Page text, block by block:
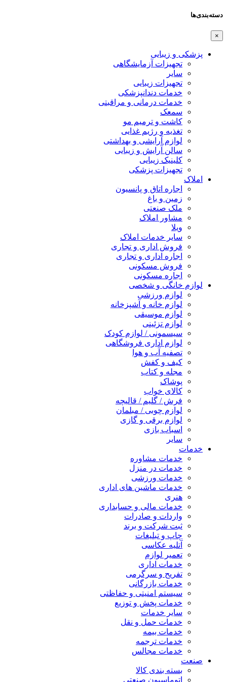
دسته‌بندی‌ها
×
پزشکی و زیبایی
تجهیزات آزمایشگاهی
سایر
تجهیزات زیبایی
خدمات دندانپزشکی
خدمات درمانی و مراقبتی
سمعک
کاشت و ترمیم مو
تغذیه و رژیم غذایی
لوازم آرایشی و بهداشتی
سالن آرایش و زیبایی
کلینیک زیبایی
تجهیزات پزشکی
املاک
اجاره اتاق و پانسیون
زمین و باغ
ملک صنعتی
مشاور املاک
ویلا
سایر خدمات املاک
فروش اداری و تجاری
اجاره اداری و تجاری
فروش مسکونی
اجاره مسکونی
لوازم خانگی و شخصی
لوازم ورزشی
لوازم خانه و آشپزخانه
لوازم موسیقی
لوازم تزئینی
سیسمونی / لوازم کودک
لوازم اداری فروشگاهی
تصفیه آب و هوا
کیف و کفش
مجله و کتاب
پوشاک
کالای خواب
فرش / گلیم / قالیچه
لوازم چوبی / مبلمان
لوازم برقی و گازی
اسباب بازی
سایر
خدمات
خدمات مشاوره
خدمات در منزل
خدمات ورزشی
خدمات ماشین های اداری
هنری
خدمات مالی و حسابداری
واردات و صادرات
ثبت شرکت و برند
چاپ و تبلیغات
آتلیه عکاسی
تعمیر لوازم
خدمات اداری
تفریح و سرگرمی
خدمات بازرگانی
سیستم امنیتی و حفاظتی
خدمات پخش و توزیع
سایر خدمات
خدمات حمل و نقل
خدمات بیمه
خدمات ترجمه
خدمات مجالس
صنعت
بسته بندی کالا
اتوماسیون صنعتی